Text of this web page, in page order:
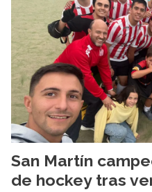
San Martín
de hockey tras